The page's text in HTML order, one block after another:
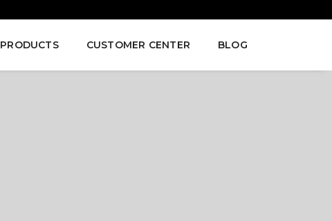
PRODUCTS CUSTOMER CENTER BLOG